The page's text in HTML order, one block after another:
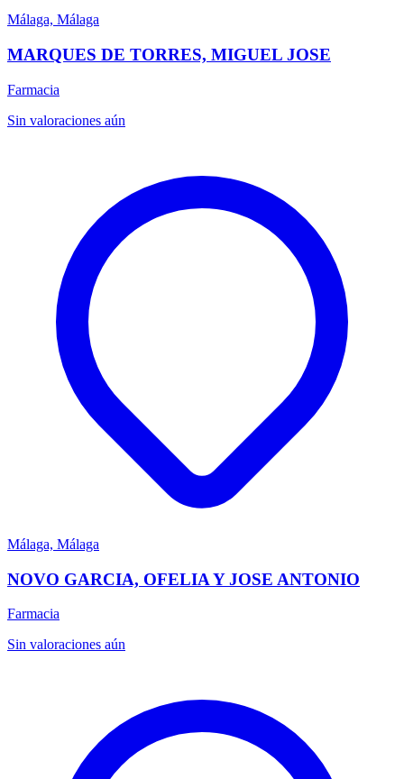
Málaga, Málaga
MARQUES DE TORRES, MIGUEL JOSE
Farmacia
Sin valoraciones aún
Málaga, Málaga
NOVO GARCIA, OFELIA Y JOSE ANTONIO
Farmacia
Sin valoraciones aún